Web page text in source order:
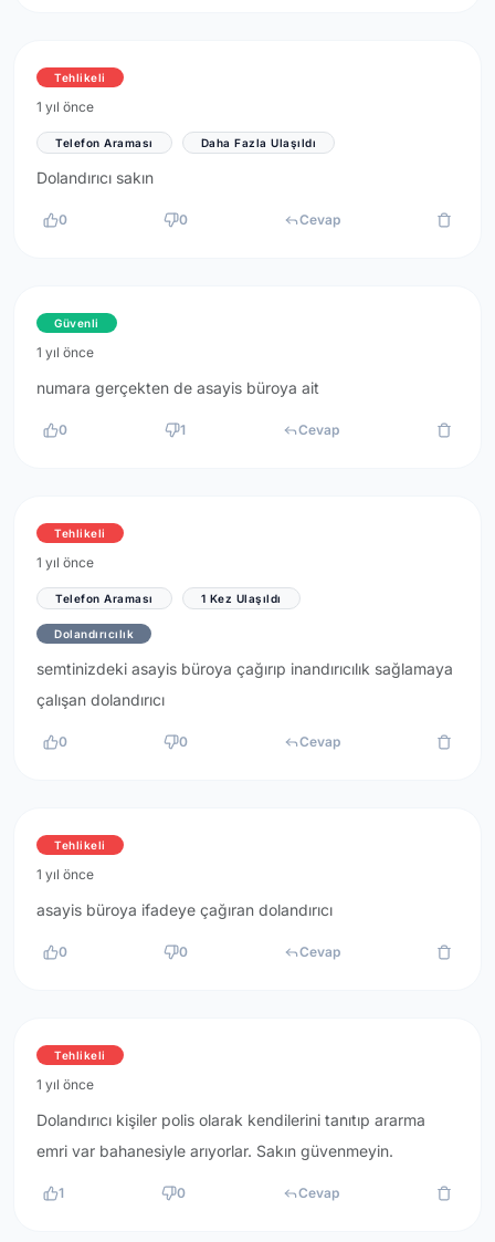
Tehlikeli
1 yıl önce
Telefon Araması Daha Fazla Ulaşıldı
Dolandırıcı sakın
0 0 Cevap
Güvenli
1 yıl önce
numara gerçekten de asayis büroya ait
0 1 Cevap
Tehlikeli
1 yıl önce
Telefon Araması 1 Kez Ulaşıldı
Dolandırıcılık
semtinizdeki asayis büroya çağırıp inandırıcılık sağlamaya
çalışan dolandırıcı
0 0 Cevap
Tehlikeli
1 yıl önce
asayis büroya ifadeye çağıran dolandırıcı
0 0 Cevap
Tehlikeli
1 yıl önce
Dolandırıcı kişiler polis olarak kendilerini tanıtıp ararma
emri var bahanesiyle arıyorlar. Sakın güvenmeyin.
1 0 Cevap